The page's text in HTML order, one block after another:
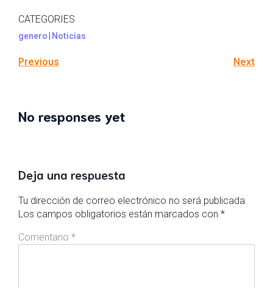
CATEGORIES
genero Noticias
Previous Next
No responses yet
Deja una respuesta
Tu dirección de correo electrónico no será publicada.
Los campos obligatorios están marcados con *
Comentario *